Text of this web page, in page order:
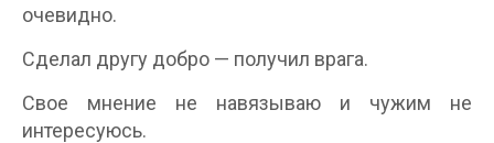
очевидно.
Сделал другу добро — получил врага.
Свое мнение не навязываю и чужим не
интересуюсь.